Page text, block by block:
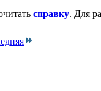
справку. Для